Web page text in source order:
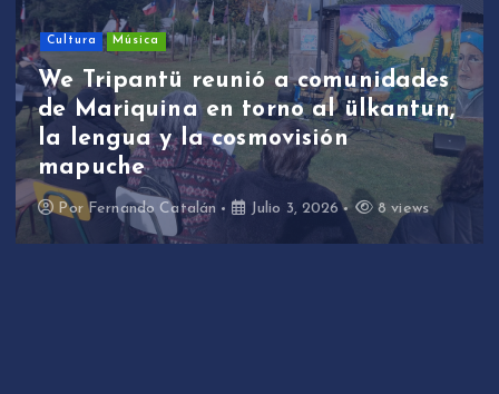
Cultura Música
We Tripantü reunió a comunidades
de Mariquina en torno al ülkantun,
la lengua y la cosmovisión
mapuche
Por Fernando Catalán Julio 3, 2026 8 views